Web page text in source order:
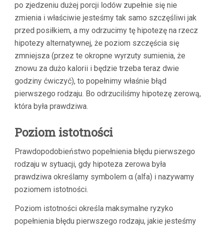
po zjedzeniu dużej porcji lodów zupełnie się nie
zmienia i właściwie jesteśmy tak samo szczęśliwi jak
przed posiłkiem, a my odrzucimy tę hipotezę na rzecz
hipotezy alternatywnej, że poziom szczęścia się
zmniejsza (przez te okropne wyrzuty sumienia, że
znowu za dużo kalorii i będzie trzeba teraz dwie
godziny ćwiczyć), to popełnimy właśnie błąd
pierwszego rodzaju. Bo odrzuciliśmy hipotezę zerową,
która była prawdziwa.
Poziom istotności
Prawdopodobieństwo popełnienia błędu pierwszego
rodzaju w sytuacji, gdy hipoteza zerowa była
prawdziwa określamy symbolem α (alfa) i nazywamy
poziomem istotności.
Poziom istotności określa maksymalne ryzyko
popełnienia błędu pierwszego rodzaju, jakie jesteśmy